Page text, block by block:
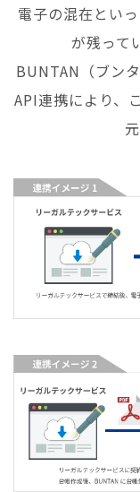
電子の混在とい
が残って
BUNTAN（ブン
API連携により、